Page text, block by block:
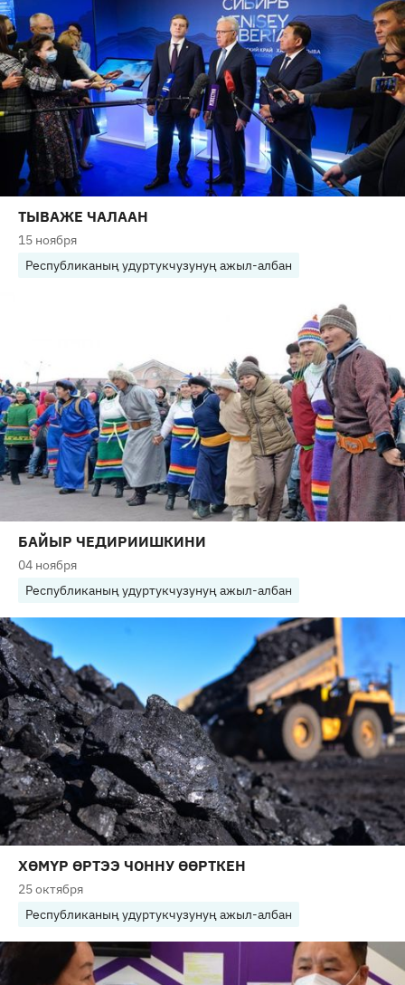
ТЫВАЖЕ ЧАЛААН
15 ноября
Республиканың удуртукчузунуң ажыл-албан
БАЙЫР ЧЕДИРИИШКИНИ
04 ноября
Республиканың удуртукчузунуң ажыл-албан
ХӨМҮР ӨРТЭЭ ЧОННУ ӨӨРТКЕН
25 октября
Республиканың удуртукчузунуң ажыл-албан